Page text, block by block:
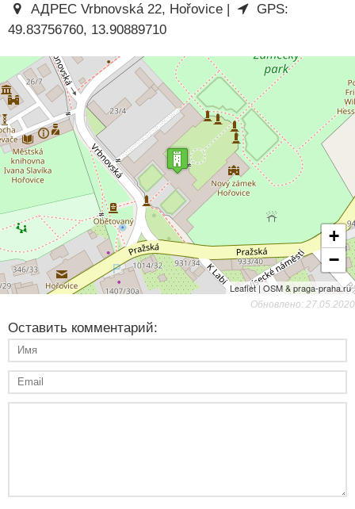
АДРЕС Vrbnovská 22, Hořovice |
GPS:
49.83756760, 13.90889710
+
−
Leaflet | OSM & praga-praha.ru
Обновлено: 27.05.2020
Оставить комментарий: